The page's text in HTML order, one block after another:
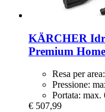
KÄRCHER
Premium Home
Resa per
Pressione:
Portata: max.
€ 507,99